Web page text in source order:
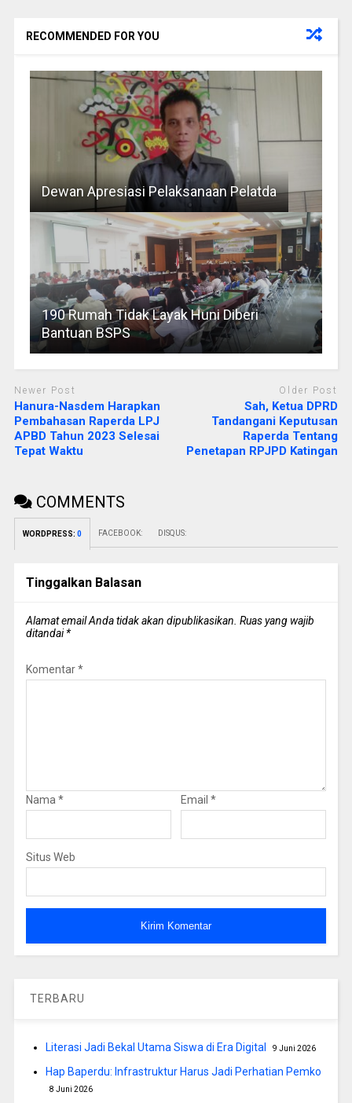
RECOMMENDED FOR YOU
Dewan Apresiasi Pelaksanaan Pelatda
190 Rumah Tidak Layak Huni Diberi
Bantuan BSPS
Newer Post
Hanura-Nasdem Harapkan
Pembahasan Raperda LPJ
APBD Tahun 2023 Selesai
Tepat Waktu
Older Post
Sah, Ketua DPRD
Tandangani Keputusan
Raperda Tentang
Penetapan RPJPD Katingan
COMMENTS
WORDPRESS: 0 FACEBOOK: DISQUS:
Tinggalkan Balasan
Alamat email Anda tidak akan dipublikasikan. Ruas yang wajib
ditandai*
Komentar*
Nama * Email *
Situs Web
TERBARU
Literasi Jadi Bekal Utama Siswa di Era Digital 9 Juni 2026
Hap Baperdu: Infrastruktur Harus Jadi Perhatian Pemko
8 Juni 2026